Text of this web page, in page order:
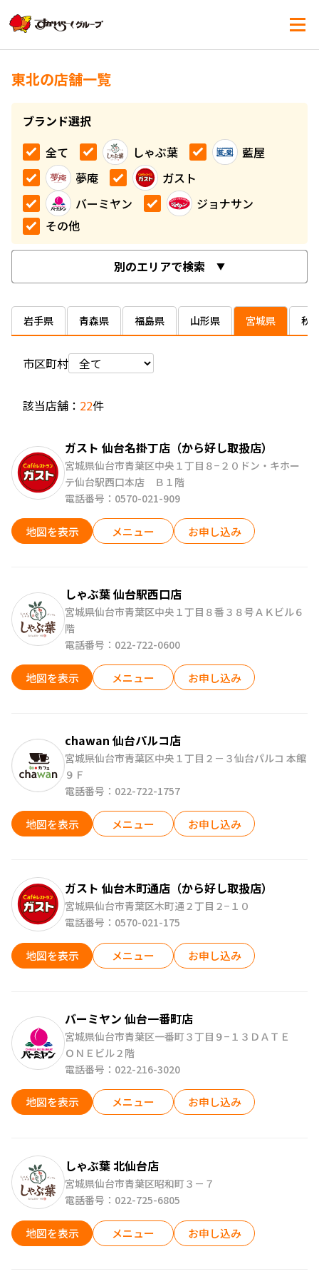
東北の店舗一覧
ブランド選択
全て
しゃぶ葉
藍屋
夢庵
ガスト
バーミヤン
ジョナサン
その他
別のエリアで検索
北海道
東北
関東
中部
九州
四国
岩手県 青森県 福島県 山形県 宮城県 秋
市区町村
該当店舗： 22件
ガスト 仙台名掛丁店（から好し取扱店）
宮城県仙台市青葉区中央１丁目８−２０ドン・キホー
テ仙台駅西口本店 Ｂ１階
電話番号：0570-021-909
地図を表示 メニュー お申し込み
しゃぶ葉 仙台駅西口店
宮城県仙台市青葉区中央１丁目８番３８号ＡＫビル６
階
電話番号：022-722-0600
地図を表示 メニュー お申し込み
chawan 仙台パルコ店
宮城県仙台市青葉区中央１丁目２－３仙台パルコ 本館
９Ｆ
電話番号：022-722-1757
地図を表示 メニュー お申し込み
ガスト 仙台木町通店（から好し取扱店）
宮城県仙台市青葉区木町通２丁目２−１０
電話番号：0570-021-175
地図を表示 メニュー お申し込み
バーミヤン 仙台一番町店
宮城県仙台市青葉区一番町３丁目９−１３ＤＡＴＥ
ＯＮＥビル２階
電話番号：022-216-3020
地図を表示 メニュー お申し込み
しゃぶ葉 北仙台店
宮城県仙台市青葉区昭和町３－７
電話番号：022-725-6805
地図を表示 メニュー お申し込み